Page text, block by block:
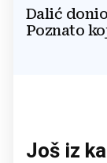
Dalić
Poznato
Još iz